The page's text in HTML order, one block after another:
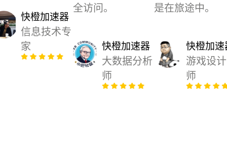
快橙加速器
信息技术专
家
全访问。
快橙加速器
大数据分析
师
是在旅途中。
快橙加速
游戏设计
师